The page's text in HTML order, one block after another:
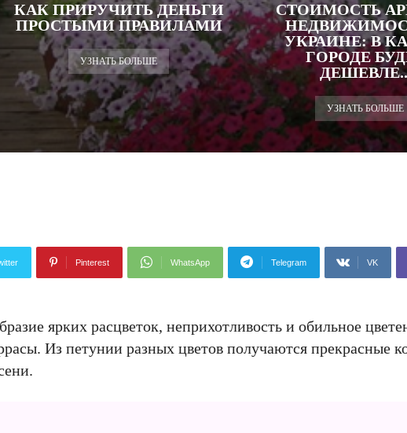
КАК ПРИРУЧИТЬ ДЕНЬГИ
ПРОСТЫМИ ПРАВИЛАМИ
УЗНАТЬ БОЛЬШЕ
СТОИМОСТЬ
УКРАИНЕ: В
ГОРОДЕ
УЗНАТЬ БОЛЬШЕ
Pinterest WhatsApp Telegram VK
ярких расцветок, неприхотливость и обильное
Из петунии разных цветов получаются прекрасные